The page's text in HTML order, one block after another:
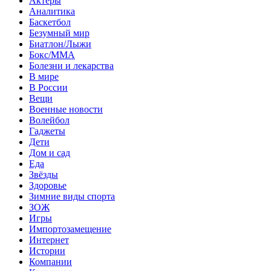
Аналитика
Баскетбол
Безумный мир
Биатлон/Лыжи
Бокс/MMA
Болезни и лекарства
В мире
В России
Вещи
Военные новости
Волейбол
Гаджеты
Дети
Дом и сад
Еда
Звёзды
Здоровье
Зимние виды спорта
ЗОЖ
Игры
Импортозамещение
Интернет
Истории
Компании